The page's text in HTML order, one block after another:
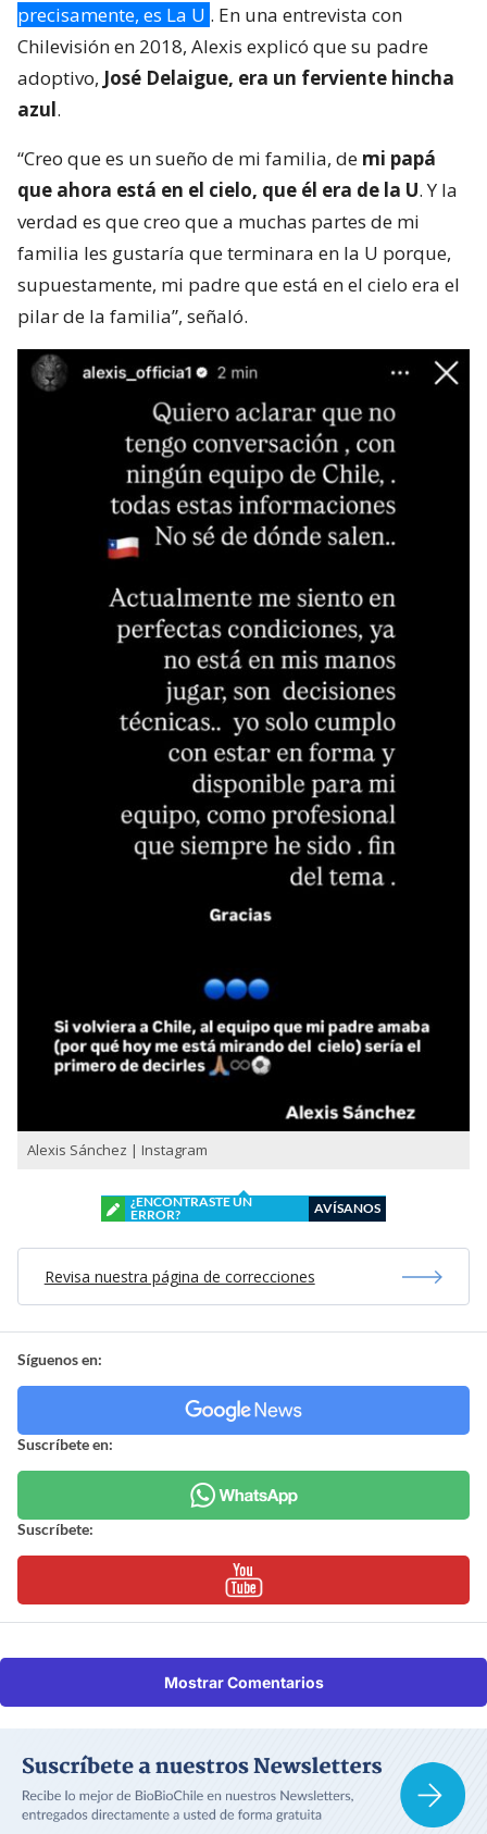
precisamente, es La U . En una entrevista con
Chilevisión en 2018, Alexis explicó que su padre
adoptivo, José Delaigue, era un ferviente hincha
azul.
“Creo que es un sueño de mi familia, de mi papá
que ahora está en el cielo, que él era de la U. Y la
verdad es que creo que a muchas partes de mi
familia les gustaría que terminara en la U porque,
supuestamente, mi padre que está en el cielo era el
pilar de la familia”, señaló.
Alexis Sánchez | Instagram
¿ENCONTRASTE UN
ERROR?
AVÍSANOS
Revisa nuestra página de correcciones
Síguenos en:
Suscríbete en:
Suscríbete:
Mostrar Comentarios